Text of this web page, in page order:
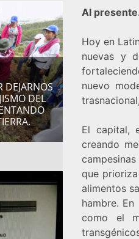
DEJARNOS
DEL
Al
Hoy en
nuevas y
nuevo
El capital,
creando
que
alimentos
hambre.
como el